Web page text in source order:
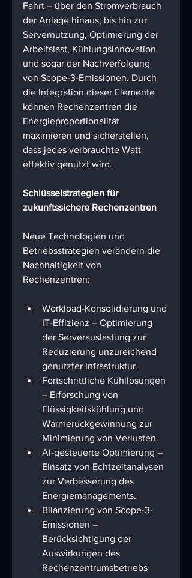
Fahrt – über den Stromverbrauch
der Anlage hinaus, bis hin zur
Servernutzung, Optimierung der
Arbeitslast, Kühlungsinnovation
und sogar der Nachverfolgung
von Scope-3-Emissionen. Durch
die Integration dieser Elemente
können Rechenzentren die
Energieproportionalität
maximieren und sicherstellen,
dass jedes verbrauchte Watt
effektiv genutzt wird.
Schlüsselstrategien für
zukunftssichere Rechenzentren
Neue Technologien und
Betriebsstrategien verändern die
Nachhaltigkeit von
Rechenzentren:
Workload-Konsolidierung und
IT-Effizienz – Optimierung
der Serverauslastung zur
Reduzierung unzureichend
genutzter Infrastruktur.
Fortschrittliche Kühllösungen
– Erforschung von
Flüssigkeitskühlung und
Wärmerückgewinnung zur
Minimierung von Verlusten.
AI-gesteuerte Optimierung –
Einsatz von Echtzeitanalysen
zur Verbesserung des
Energiemanagements.
Bilanzierung von Scope-3-
Emissionen –
Berücksichtigung der
Auswirkungen des
Rechenzentrumsbetriebs